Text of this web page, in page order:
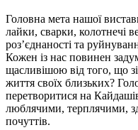
Головна мета нашої
лайки, сварки, колотнечі
роз’єднаності та
Кожен із нас повинен
щасливішою від того, що
життя своїх близьких?
перетворитися на
люблячими, терплячими,
почуттів.